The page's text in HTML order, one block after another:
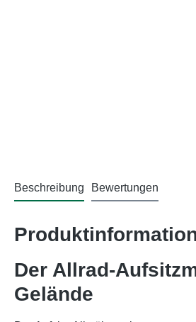
Beschreibung Bewertungen
Der Allrad-
Gelände